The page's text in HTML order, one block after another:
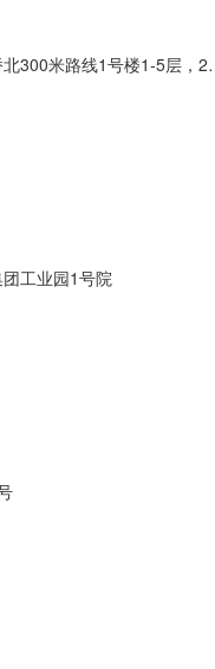
米路线1号楼1-5层，2号楼3层
工业园1号院